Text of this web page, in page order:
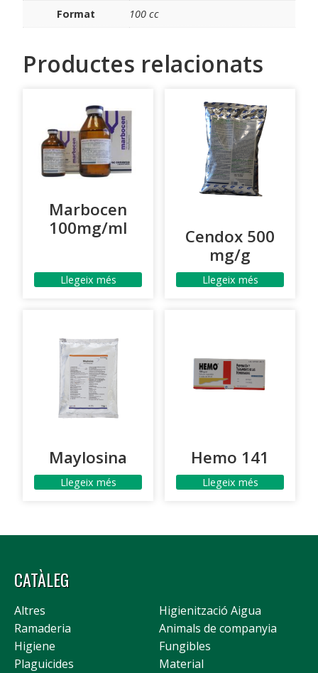
Format
100 cc
Productes relacionats
Marbocen
100mg/ml
Llegeix més
Cendox 500
mg/g
Llegeix més
Maylosina
Llegeix més
Hemo 141
Llegeix més
CATÀLEG
Altres
Higienització Aigua
Ramaderia
Animals de companyia
Higiene
Fungibles
Plaguicides
Material